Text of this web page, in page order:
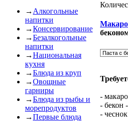
→ Алкогольные
напитки
→Консервирование
→Безалкогольные
напитки
→Национальная
кухня
→Блюда из круп
→Овощные
гарниры
→Блюда из рыбы и
морепродуктов
→Первые блюда
-
- бекон
-